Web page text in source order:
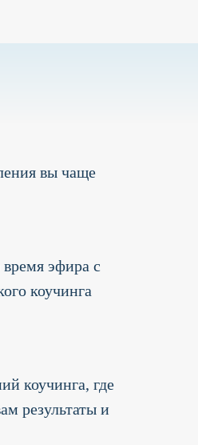
вы чаще
эфира с
коучинга
коучинга, где
результаты и